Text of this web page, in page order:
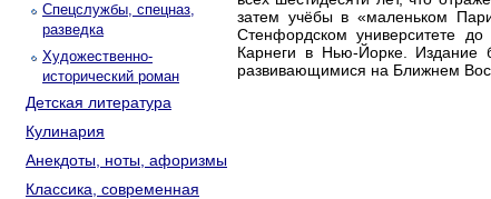
Спецслужбы, спецназ,
разведка
Художественно-
исторический роман
Детская литература
Кулинария
Анекдоты, ноты, афоризмы
Классика, современная
затем учёбы в «маленьком
Стенфордском университете
Карнеги в Нью-Йорке. Издание
развивающимися на Ближнем